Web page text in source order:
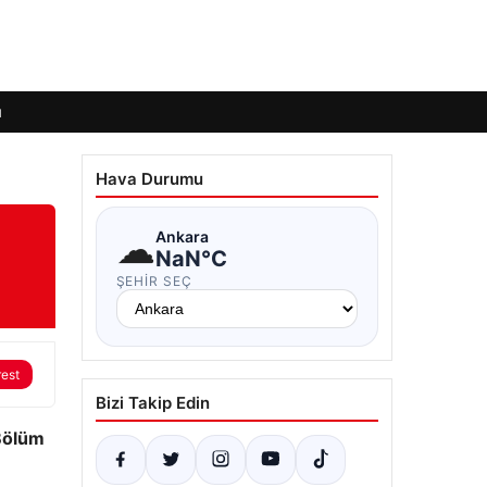
Hava Durumu
☁Ankara
NaN°C
ŞEHIR SEÇ
Bizi Takip Edin